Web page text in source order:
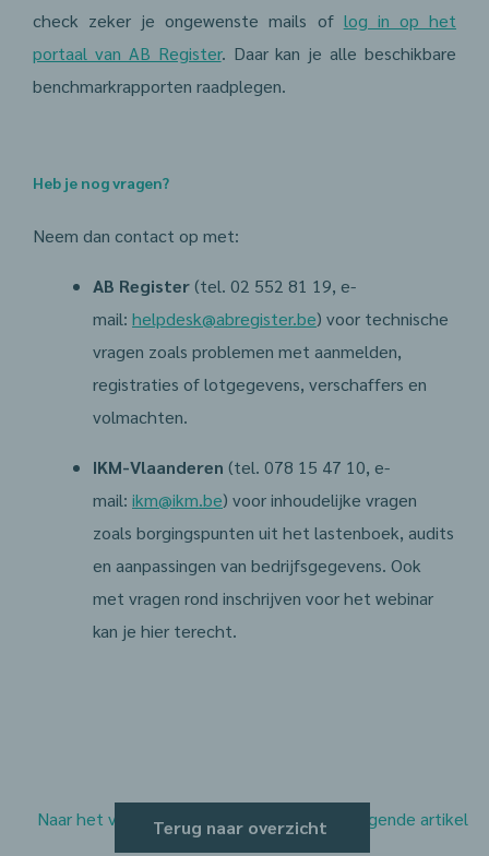
check zeker je ongewenste mails of log in op het
portaal van AB Register. Daar kan je alle beschikbare
benchmarkrapporten raadplegen.
Heb je nog vragen?
Neem dan contact op met:
AB Register(tel. 02 552 81 19, e-
mail: helpdesk@abregister.be) voor technische
vragen zoals problemen met aanmelden,
registraties of lotgegevens, verschaffers en
volmachten.
IKM-Vlaanderen (tel. 078 15 47 10, e-
mail: ikm@ikm.be) voor inhoudelijke vragen
zoals borgingspunten uit het lastenboek, audits
en aanpassingen van bedrijfsgegevens. Ook
met vragen rond inschrijven voor het webinar
kan je hier terecht.
Naar het vorige artikel Naar het volgende artikel
Terug naar overzicht